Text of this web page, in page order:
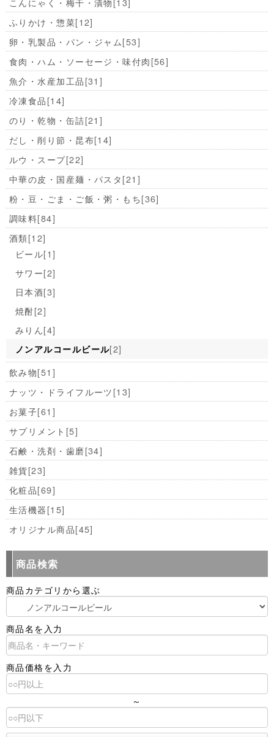
ふりかけ・惣菜[12]
卵・乳製品・パン・ジャム[53]
食肉・ハム・ソーセージ・味付肉[56]
魚介・水産加工品[31]
冷凍食品[14]
のり・乾物・缶詰[21]
だし・削り節・昆布[14]
ルウ・スープ[22]
中華の皮・国産麺・パスタ[21]
粉・豆・ごま・ご飯・粥・もち[36]
調味料[84]
酒類[12]
ビール[1]
サワー[2]
日本酒[3]
焼酎[2]
みりん[4]
ノンアルコールビール[2]
飲み物[51]
ナッツ・ドライフルーツ[13]
お菓子[61]
サプリメント [5]
石鹸・洗剤・歯磨[34]
雑貨[23]
化粧品[69]
生活機器[15]
オリジナル商品[45]
商品検索
商品カテゴリから選ぶ
商品名を入力
商品価格を入力
～